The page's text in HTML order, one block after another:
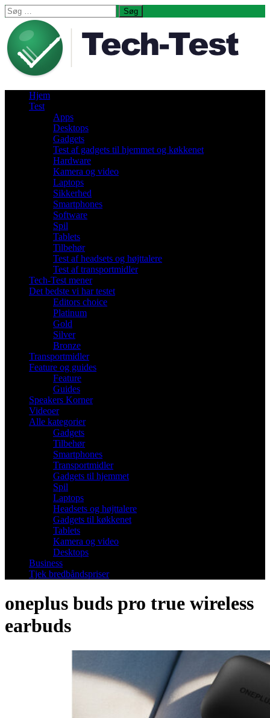
Søg
efter:
Hjem
Test
Apps
Desktops
Gadgets
Test af gadgets til hjemmet og køkkenet
Hardware
Kamera og video
Laptops
Sikkerhed
Smartphones
Software
Spil
Tablets
Tilbehør
Test af headsets og højttalere
Test af transportmidler
Tech-Test mener
Det bedste vi har testet
Editors choice
Platinum
Gold
Silver
Bronze
Transportmidler
Feature og guides
Feature
Guides
Speakers Korner
Videoer
Alle kategorier
Gadgets
Tilbehør
Smartphones
Transportmidler
Gadgets til hjemmet
Spil
Laptops
Headsets og højttalere
Gadgets til køkkenet
Tablets
Kamera og video
Desktops
Business
Tjek bredbåndspriser
oneplus buds pro true wireless
earbuds